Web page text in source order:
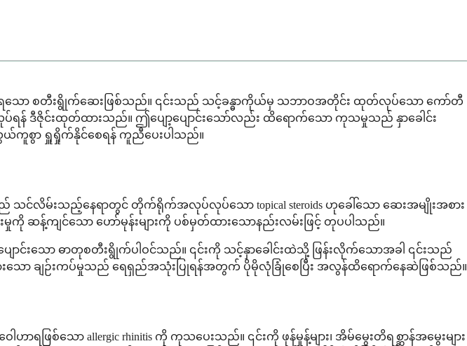
းပေးရသော စတီးရွိုက်ဆေးဖြစ်သည်။ ၎င်းသည် သင့်ခန္ဓာကိုယ်မှ သဘာဝအတိုင်း ထုတ်လုပ်သော ကော်တီ
လုပ်ရန် ဒီဇိုင်းထုတ်ထားသည်။ ဤပျော့ပျောင်းသော်လည်း ထိရောက်သော ကုသမှုသည် နှာခေါင်း
ပိုမိုလွယ်ကူစွာ ရှူရှိုက်နိုင်စေရန် ကူညီပေးပါသည်။
၎င်းသည် သင်လိမ်းသည့်နေရာတွင် တိုက်ရိုက်အလုပ်လုပ်သော topical steroids ဟုခေါ်သော ဆေးအမျိုးအစား
ဆန့်ကျင်သော ဟော်မုန်းများကို ပစ်မှတ်ထားသောနည်းလမ်းဖြင့် တုပပါသည်။
ာ့ပျောင်းသော ဓာတုစတီးရွိုက်ပါဝင်သည်။ ၎င်းကို သင့်နှာခေါင်းထဲသို့ ဖြန်းလိုက်သောအခါ ၎င်းသည်
ားသော ချဉ်းကပ်မှုသည် ရေရှည်အသုံးပြုရန်အတွက် ပိုမိုလုံခြုံစေပြီး အလွန်ထိရောက်နေဆဲဖြစ်သည်။
ြစ်သော allergic rhinitis ကို ကုသပေးသည်။ ၎င်းကို ဖုန်မှုန့်များ၊ အိမ်မွေးတိရစ္ဆာန်အမွေးများ